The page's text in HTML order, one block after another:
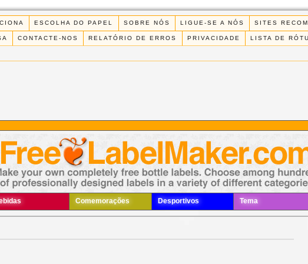
ESCOLHA DO PAPEL SOBRE NÓS LIGUE-SE A NÓS SITES
CONTACTE-NOS RELATÓRIO DE ERROS PRIVACIDADE LISTA DE
Comemorações Desportivos Tema